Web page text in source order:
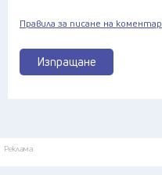
Изпращане
Правила за писане на коментар
Реклама